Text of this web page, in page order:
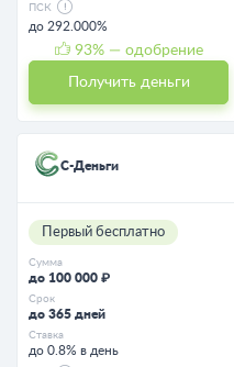
ПСК
до 292.000%
93% — одобрение
Получить деньги
С-Деньги
Первый бесплатно
Сумма
до 100 000 ₽
Срок
до 365 дней
Ставка
до 0.8% в день